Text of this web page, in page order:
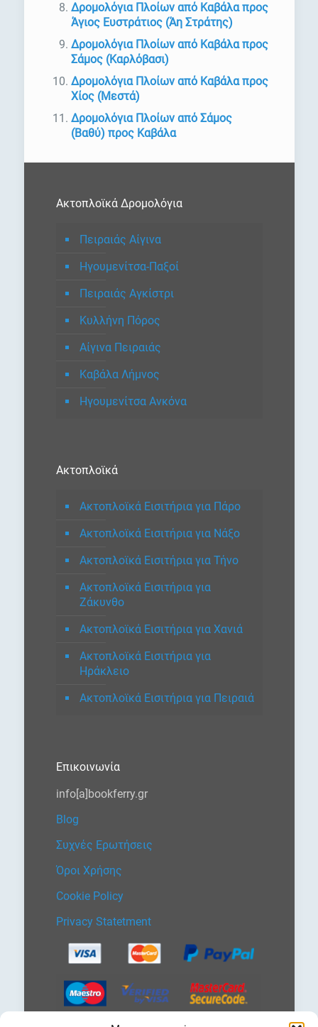
Δρομολόγια Πλοίων από Καβάλα προς
Άγιος Ευστράτιος (Άη Στράτης)
Δρομολόγια Πλοίων από Καβάλα προς
Σάμος (Καρλόβασι)
Δρομολόγια Πλοίων από Καβάλα προς
Χίος (Μεστά)
Δρομολόγια Πλοίων από Σάμος
(Βαθύ) προς Καβάλα
Ακτοπλοϊκά Δρομολόγια
Πειραιάς Αίγινα
Ηγουμενίτσα-Παξοί
Πειραιάς Αγκίστρι
Κυλλήνη Πόρος
Αίγινα Πειραιάς
Καβάλα Λήμνος
Ηγουμενίτσα Ανκόνα
Ακτοπλοϊκά
Ακτοπλοϊκά Εισιτήρια για Πάρο
Ακτοπλοϊκά Εισιτήρια για Νάξο
Ακτοπλοϊκά Εισιτήρια για Τήνο
Ακτοπλοϊκά Εισιτήρια για
Ζάκυνθο
Ακτοπλοϊκά Εισιτήρια για Χανιά
Ακτοπλοϊκά Εισιτήρια για
Ηράκλειο
Ακτοπλοϊκά Εισιτήρια για Πειραιά
Επικοινωνία
info[a]bookferry.gr
Blog
Συχνές Ερωτήσεις
Όροι Χρήσης
Cookie Policy
Privacy Statetment